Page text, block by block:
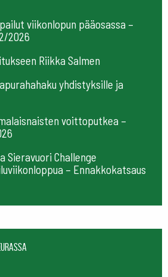
viikonlopun pääosassa –
2026
Riikka Salmen
yhdistyksille ja
voittoputkea –
Sieravuori Challenge
– Ennakkokatsaus